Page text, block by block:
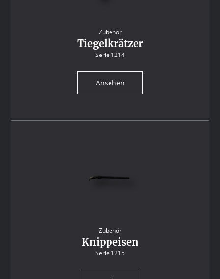
Zubehör
Tiegelkrätzer
Serie 1214
Ansehen
Zubehör
Knippeisen
Serie 1215